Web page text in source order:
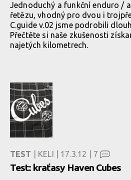
Jednoduchý a funkční enduro /
řetězu, vhodný pro dvou i
C.guide v.02 jsme podrobili
Přečtěte si naše zkušenosti
najetých kilometrech.
TEST | KELI | 17.3.12 | 7
Test: kraťasy Haven Cubes